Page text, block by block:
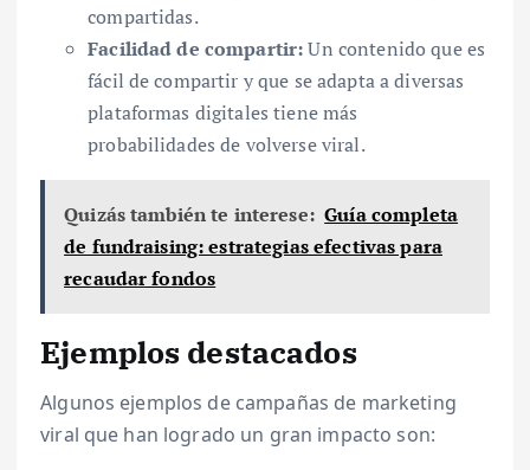
compartidas.
Facilidad de compartir:Un contenido que es
fácil de compartir y que se adapta a diversas
plataformas digitales tiene más
probabilidades de volverse viral.
Quizás también te interese: Guía completa
de fundraising: estrategias efectivas para
recaudar fondos
Ejemplos destacados
Algunos ejemplos de campañas de marketing
viral que han logrado un gran impacto son: